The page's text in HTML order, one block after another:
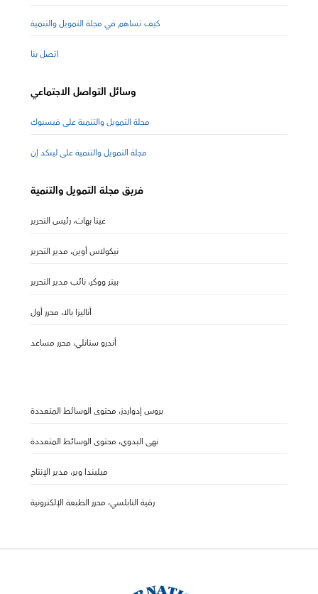
كيف تساهم في مجلة التمويل والتنمية
اتصل بنا
وسائل التواصل الاجتماعي
مجلة التمويل والتنمية على فيسبوك
مجلة التمويل والتنمية على لينكد إن
فريق مجلة التمويل والتنمية
غيتا بهات، رئيس التحرير
نيكولاس أوين، مدير التحرير
بيتر ووكر، نائب مدير التحرير
أناليزا بالا، محرر أول
أندرو ستانلي، محرر مساعد
بروس إدواردز، محتوى الوسائط المتعددة
نهى البدوي، محتوى الوسائط المتعددة
ميليندا وير، مدير الإنتاج
رقية النابلسي، محرر الطبعة الإلكترونية